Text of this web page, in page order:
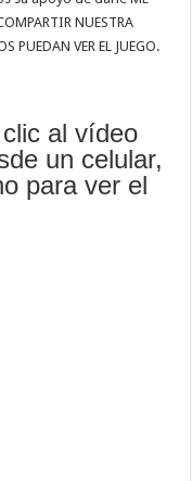
NUESTRA
PUEDAN VER EL JUEGO.
al vídeo
un celular,
para ver el